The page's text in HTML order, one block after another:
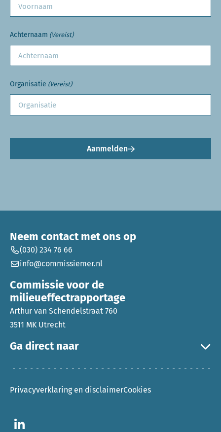
Achternaam (Vereist)
Organisatie (Vereist)
Aanmelden
Ga direct naar
Neem contact met ons op
(030) 234 76 66
info@commissiemer.nl
Commissie voor de
milieueffectrapportage
Arthur van Schendelstraat 760
3511 MK Utrecht
Privacyverklaring en disclaimerCookies
Ga naar LinkedIn